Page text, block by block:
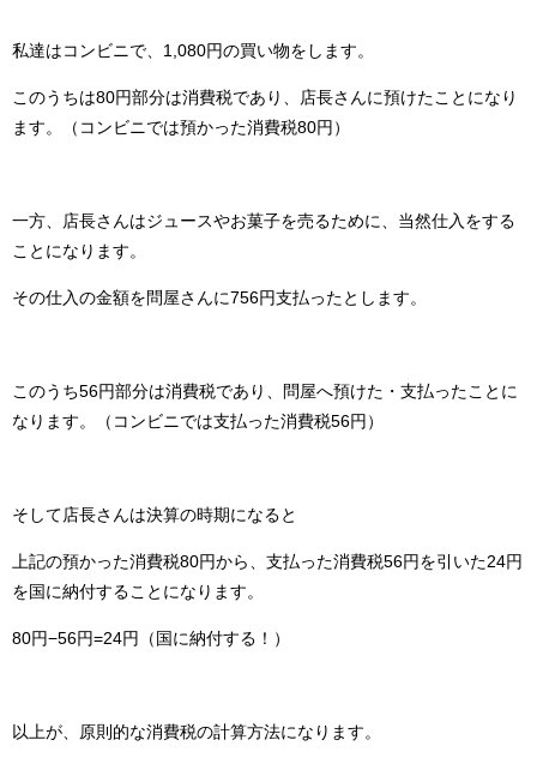
私達はコンビニで、1,080円の買い物をします。
このうちは80円部分は消費税であり、店長さんに預けたことになり
ます。（コンビニでは預かった消費税80円）
一方、店長さんはジュースやお菓子を売るために、当然仕入をする
ことになります。
その仕入の金額を問屋さんに756円支払ったとします。
このうち56円部分は消費税であり、問屋へ預けた・支払ったことに
なります。（コンビニでは支払った消費税56円）
そして店長さんは決算の時期になると
上記の預かった消費税80円から、支払った消費税56円を引いた24円
を国に納付することになります。
80円−56円=24円（国に納付する！）
以上が、原則的な消費税の計算方法になります。